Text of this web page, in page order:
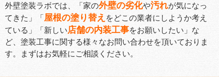
外壁塗装ラボでは、「家の外壁の劣化や汚れが気になっ
てきた」「 屋根の塗り替え をどこの業者にしようか考え
ている」「新しい店舗の内装工事をお願いしたい」な
ど、塗装工事に関する様々なお問い合わせを頂いておりま
す。まずはお気軽にご相談ください。